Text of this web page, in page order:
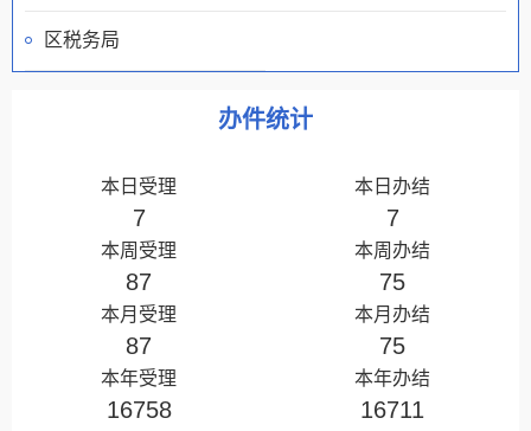
区税务局
办件统计
本日受理
7
本日办结
7
本周受理
87
本周办结
75
本月受理
87
本月办结
75
本年受理
16758
本年办结
16711